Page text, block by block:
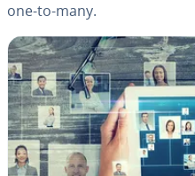
one-to-many.